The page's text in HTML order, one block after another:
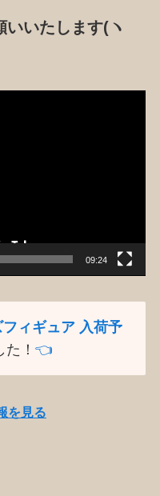
いたします(ヽ
09:24
ィギュア 入荷予
た！👈️
を見る